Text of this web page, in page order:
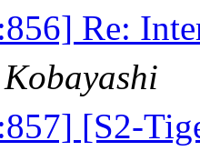
Re:
[S2-